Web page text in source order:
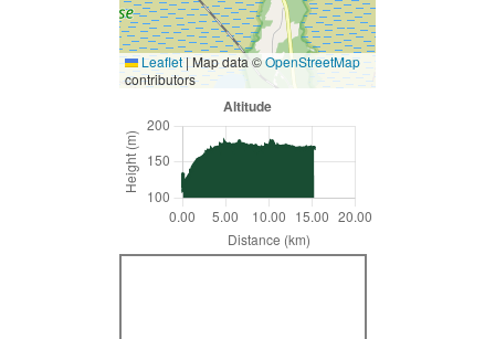
Leaflet|Map data ©OpenStreetMap
contributors